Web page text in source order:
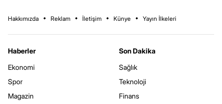
Hakkımızda Reklam İletişim Künye Yayın İlkeleri
Haberler
Ekonomi
Spor
Magazin
Son Dakika
Sağlık
Teknoloji
Finans